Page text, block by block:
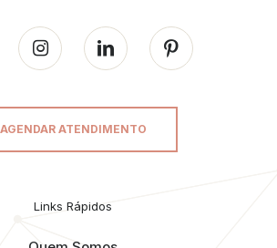
AGENDAR ATENDIMENTO
Links Rápidos